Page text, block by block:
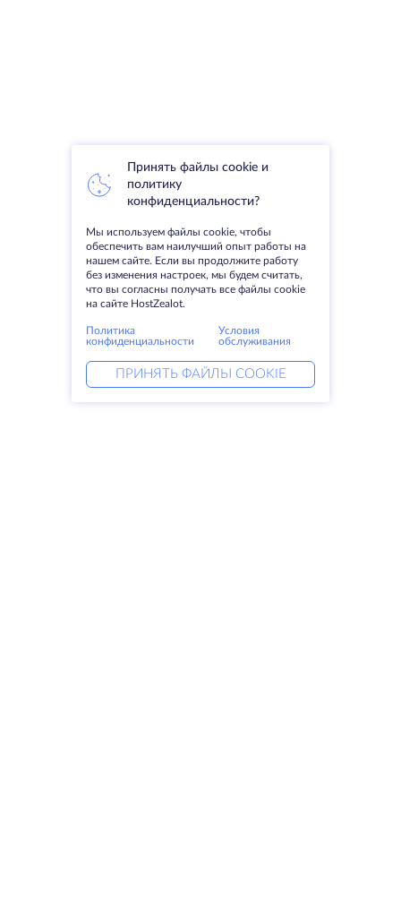
Принять файлы cookie и
политику
конфиденциальности?
Мы используем файлы cookie, чтобы
обеспечить вам наилучший опыт работы на
нашем сайте. Если вы продолжите работу
без изменения настроек, мы будем считать,
что вы согласны получать все файлы cookie
на сайте HostZealot.
Политика
конфиденциальности
Условия
обслуживания
ПРИНЯТЬ ФАЙЛЫ COOKIE